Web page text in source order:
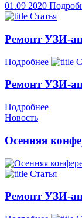
01.09 2020
Статья
Ремонт УЗИ-
Подробнее
Ремонт УЗИ-
Подробнее
Новость
Осенняя
Статья
Ремонт УЗИ-